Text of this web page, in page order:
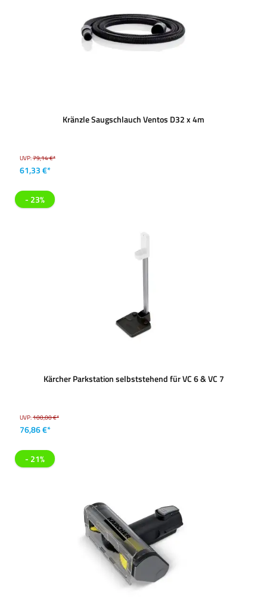
Kränzle Saugschlauch Ventos D32 x 4m
UVP:79,14 €*
61,33 €*
- 23%
Kärcher Parkstation selbststehend für VC 6 & VC 7
UVP:100,00 €*
76,86 €*
- 21%